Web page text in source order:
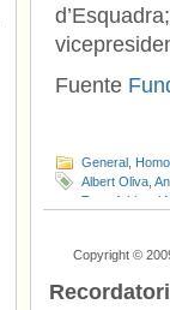
Fuente
General
Albert Oliva
Transfobia
el
Copyright ©